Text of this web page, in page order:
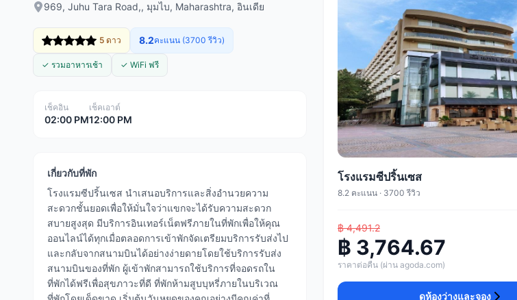
969, Juhu Tara Road,, มุมไบ, Maharashtra, อินเดีย
5 ดาว 8.2คะแนน (3700 รีวิว)
✓ รวมอาหารเช้า ✓ WiFi ฟรี
เช็คอิน
02:00 PM
เช็คเอาต์
12:00 PM
เกี่ยวกับที่พัก
โรงแรมซีปริ้นเซส นำเสนอบริการและสิ่งอำนวยความ
สะดวกชั้นยอดเพื่อให้มั่นใจว่าแขกจะได้รับความสะดวก
สบายสูงสุด มีบริการอินเทอร์เน็ตฟรีภายในที่พักเพื่อให้คุณ
ออนไลน์ได้ทุกเมื่อตลอดการเข้าพักจัดเตรียมบริการรับส่งไป
และกลับจากสนามบินได้อย่างง่ายดายโดยใช้บริการรับส่ง
สนามบินของที่พัก ผู้เข้าพักสามารถใช้บริการที่จอดรถใน
ที่พักได้ฟรีเพื่อสุขภาวะที่ดี ที่พักห้ามสูบบุหรี่ภายในบริเวณ
โรงแรมซีปริ้นเซส
8.2 คะแนน · 3700 รีวิว
฿ 4,491.2
฿ 3,764.67
ราคาต่อคืน (ผ่าน agoda.com)
ดูห้องว่างและจอง